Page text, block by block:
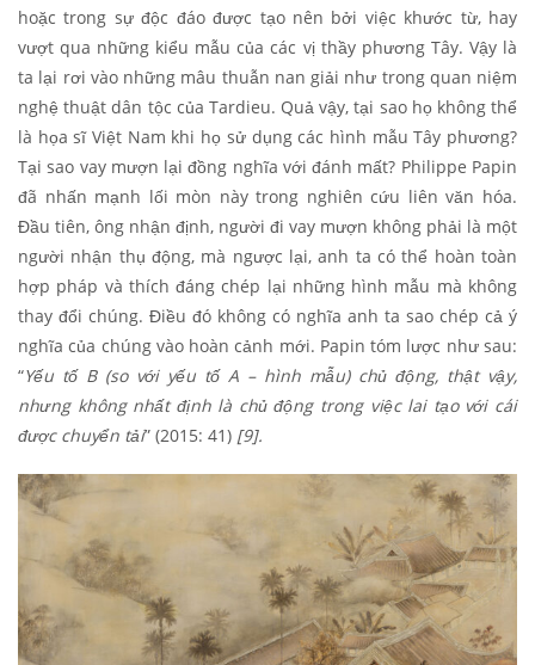
hoặc trong sự độc đáo được tạo nên bởi việc khước từ, hay
vượt qua những kiểu mẫu của các vị thầy phương Tây. Vậy là
ta lại rơi vào những mâu thuẫn nan giải như trong quan niệm
nghệ thuật dân tộc của Tardieu. Quả vậy, tại sao họ không thể
là họa sĩ Việt Nam khi họ sử dụng các hình mẫu Tây phương?
Tại sao vay mượn lại đồng nghĩa với đánh mất? Philippe Papin
đã nhấn mạnh lối mòn này trong nghiên cứu liên văn hóa.
Đầu tiên, ông nhận định, người đi vay mượn không phải là một
người nhận thụ động, mà ngược lại, anh ta có thể hoàn toàn
hợp pháp và thích đáng chép lại những hình mẫu mà không
thay đổi chúng. Điều đó không có nghĩa anh ta sao chép cả ý
nghĩa của chúng vào hoàn cảnh mới. Papin tóm lược như sau:
“Yếu tố B (so với yếu tố A – hình mẫu) chủ động, thật vậy,
nhưng không nhất định là chủ động trong việc lai tạo với cái
được chuyển tải” (2015: 41) [9].